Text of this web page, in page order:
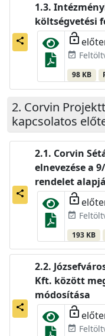
share
költségvetési
lock_open
event_available
98 KB
Corvin
kapcsolatos
share
Corvin
elnevezése a
rendelet
lock_open
event_available
193 KB
share
Kft. között
módosítása
lock_open
event_available